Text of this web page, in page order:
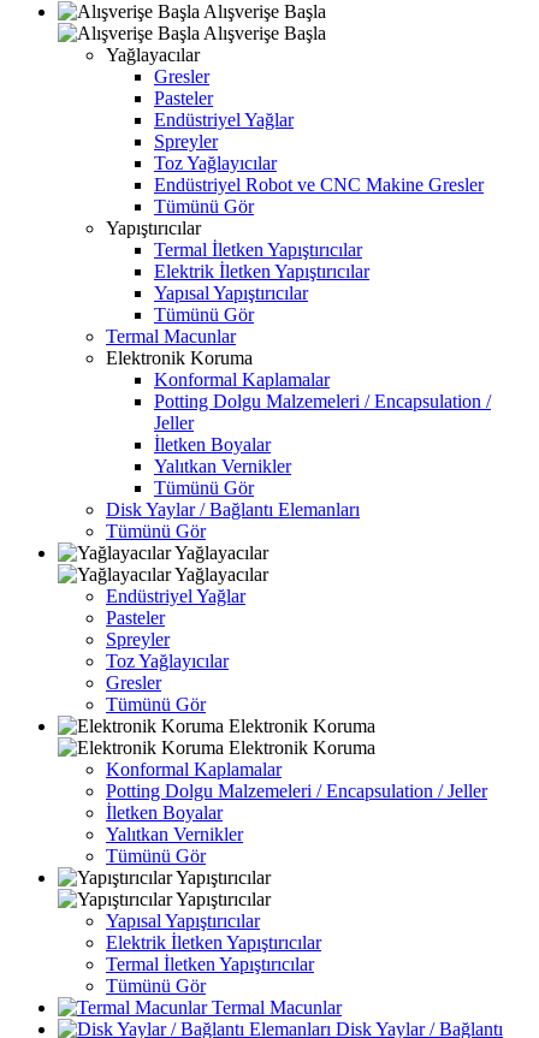
Alışverişe Başla
Alışverişe Başla
Yağlayacılar
Gresler
Pasteler
Endüstriyel Yağlar
Spreyler
Toz Yağlayıcılar
Endüstriyel Robot ve CNC Makine Gresler
Tümünü Gör
Yapıştırıcılar
Termal İletken Yapıştırıcılar
Elektrik İletken Yapıştırıcılar
Yapısal Yapıştırıcılar
Tümünü Gör
Termal Macunlar
Elektronik Koruma
Konformal Kaplamalar
Potting Dolgu Malzemeleri / Encapsulation /
Jeller
İletken Boyalar
Yalıtkan Vernikler
Tümünü Gör
Disk Yaylar / Bağlantı Elemanları
Tümünü Gör
Yağlayacılar
Yağlayacılar
Endüstriyel Yağlar
Pasteler
Spreyler
Toz Yağlayıcılar
Gresler
Tümünü Gör
Elektronik Koruma
Elektronik Koruma
Konformal Kaplamalar
Potting Dolgu Malzemeleri / Encapsulation / Jeller
İletken Boyalar
Yalıtkan Vernikler
Tümünü Gör
Yapıştırıcılar
Yapıştırıcılar
Yapısal Yapıştırıcılar
Elektrik İletken Yapıştırıcılar
Termal İletken Yapıştırıcılar
Tümünü Gör
Termal Macunlar
Disk Yaylar / Bağlantı